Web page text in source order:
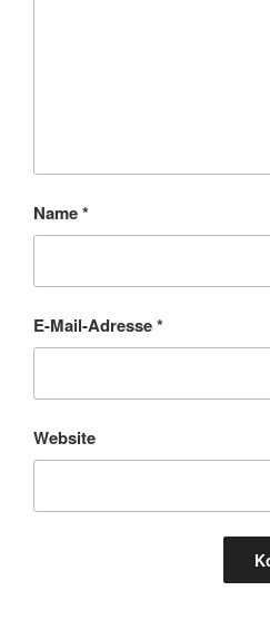
Name*
E-Mail-Adresse*
Website